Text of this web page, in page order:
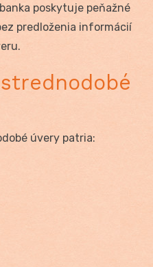
poskytuje peňažné
predloženia informácií
úvery patria: